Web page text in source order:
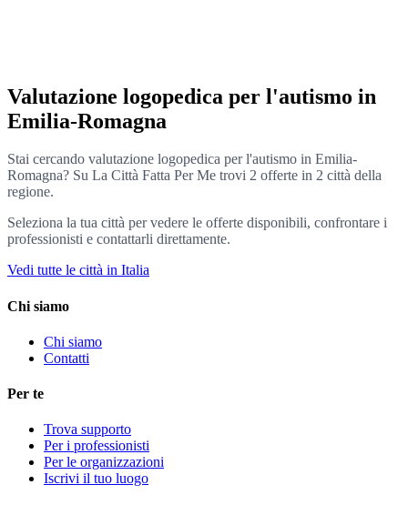
Valutazione logopedica per l'autismo in
Emilia-Romagna
Stai cercando valutazione logopedica per l'autismo in Emilia-
Romagna? Su La Città Fatta Per Me trovi 2 offerte in 2 città della
regione.
Seleziona la tua città per vedere le offerte disponibili, confrontare i
professionisti e contattarli direttamente.
Vedi tutte le città in Italia
Chi siamo
Chi siamo
Contatti
Per te
Trova supporto
Per i professionisti
Per le organizzazioni
Iscrivi il tuo luogo